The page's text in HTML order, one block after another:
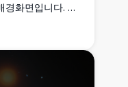
화면입니다. 이
한 매혹적인 우주